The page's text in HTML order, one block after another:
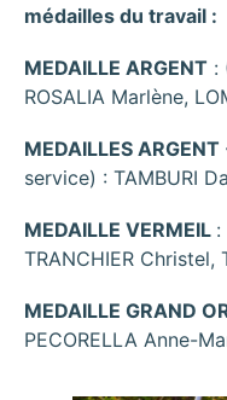
médailles du travail :
MEDAILLE ARGENT :
ROSALIA Marlène,
MEDAILLES ARGENT
service) : TAMBURI
MEDAILLE VERMEIL :
TRANCHIER Christel,
MEDAILLE GRAND
PECORELLA Anne-